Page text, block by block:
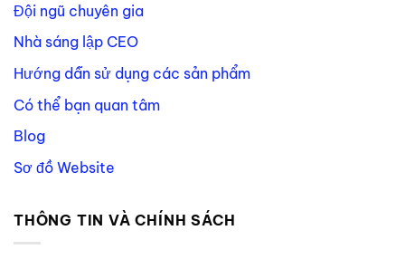
Đội ngũ chuyên gia
Nhà sáng lập CEO
Hướng dẫn sử dụng các sản phẩm
Có thể bạn quan tâm
Blog
Sơ đồ Website
THÔNG TIN VÀ CHÍNH SÁCH